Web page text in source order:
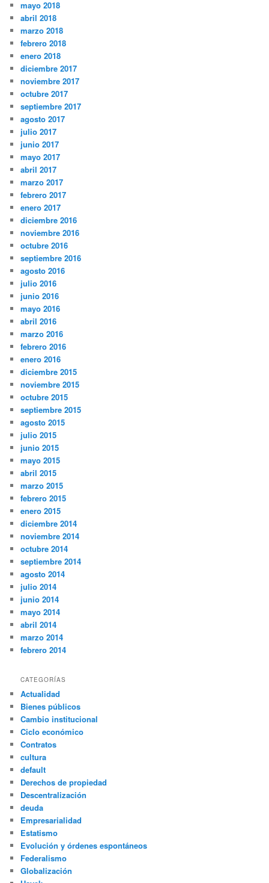
mayo 2018
abril 2018
marzo 2018
febrero 2018
enero 2018
diciembre 2017
noviembre 2017
octubre 2017
septiembre 2017
agosto 2017
julio 2017
junio 2017
mayo 2017
abril 2017
marzo 2017
febrero 2017
enero 2017
diciembre 2016
noviembre 2016
octubre 2016
septiembre 2016
agosto 2016
julio 2016
junio 2016
mayo 2016
abril 2016
marzo 2016
febrero 2016
enero 2016
diciembre 2015
noviembre 2015
octubre 2015
septiembre 2015
agosto 2015
julio 2015
junio 2015
mayo 2015
abril 2015
marzo 2015
febrero 2015
enero 2015
diciembre 2014
noviembre 2014
octubre 2014
septiembre 2014
agosto 2014
julio 2014
junio 2014
mayo 2014
abril 2014
marzo 2014
febrero 2014
CATEGORÍAS
Actualidad
Bienes públicos
Cambio institucional
Ciclo económico
Contratos
cultura
default
Derechos de propiedad
Descentralización
deuda
Empresarialidad
Estatismo
Evolución y órdenes espontáneos
Federalismo
Globalización